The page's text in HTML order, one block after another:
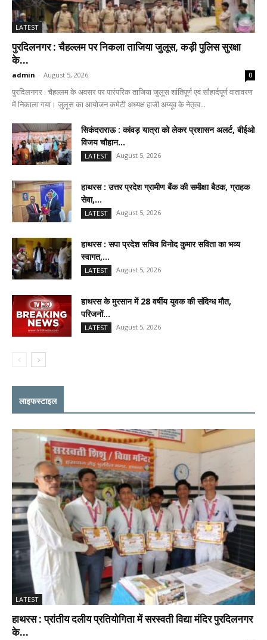
LATEST
पुरदिलनगर : चैहल्लम पर निकला ताजिया जुलूस, कड़ी पुलिस सुरक्षा
के...
admin - August 5, 2026 0
पुरदिलनगर : चैहल्लम के अवसर पर पारंपरिक ताजिया जुलूस शांतिपूर्ण एवं सौहार्दपूर्ण वातावरण
में निकाला गया। जुलूस का आयोजन कमेटी अध्यक्ष हाजी अय्यूव के नेतृत्व...
सिकंदराराऊ : कांवड़ यात्रा को लेकर प्रशासन अलर्ट, बीईओ
विजय चौहान...
LATEST August 5, 2026
हाथरस : उत्तर प्रदेश ग्रामीण बैंक की समीक्षा बैठक, ग्राहक
सेवा,...
LATEST August 5, 2026
हाथरस : सपा प्रदेश सचिव विनोद कुमार सविता का भव्य
स्वागत,...
LATEST August 5, 2026
हाथरस के मुरसान में 28 वर्षीय युवक की संदिग्ध मौत,
परिजनों...
LATEST August 5, 2026
लाइफस्टाइल
LATEST
हाथरस : प्रांतीय दलीय प्रतियोगिता में सरस्वती विद्या मंदिर पुरदिलनगर
के...